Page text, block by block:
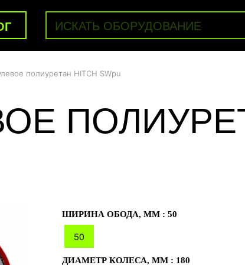
полиуретан HITCH SWpu
ШИРИНА ОБОДА, ММ : 50
50
ДИАМЕТР КОЛЕСА, ММ : 180